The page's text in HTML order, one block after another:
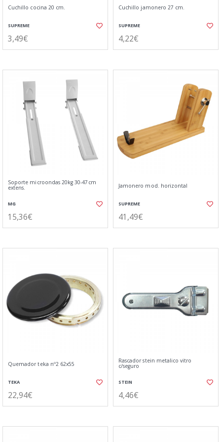
Cuchillo cocina 20 cm.
SUPREME
3,49€
Cuchillo jamonero 27 cm.
SUPREME
4,22€
Soporte microondas 20kg 30-47cm
extens.
MG
15,36€
Jamonero mod. horizontal
SUPREME
41,49€
Quemador teka nº2 62x55
TEKA
22,94€
Rascador stein metalico vitro
c/seguro
STEIN
4,46€